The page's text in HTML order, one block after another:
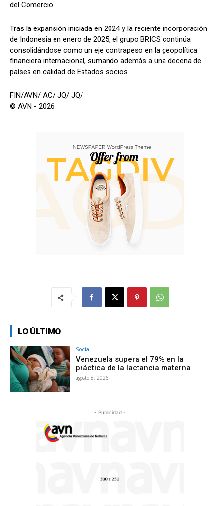
del Comercio.
Tras la expansión iniciada en 2024 y la reciente incorporación
de Indonesia en enero de 2025, el grupo BRICS continúa
consolidándose como un eje contrapeso en la geopolítica
financiera internacional, sumando además a una decena de
países en calidad de Estados socios.
FIN/AVN/ AC/ JQ/ JQ/
© AVN - 2026
LO ÚLTIMO
Social
Venezuela supera el 79% en la
práctica de la lactancia materna
agosto 8, 2026
- Publicidad -